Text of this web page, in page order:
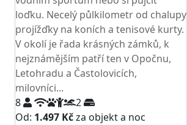
loďku. Necelý půlkilometr od chalupy
projížďky na koních a tenisové kurty.
V okolí je řada krásných zámků, k
nejznámějším patří ten v Opočnu,
Letohradu a Častolovicích,
milovníci...
8
2
Od: 1.497 Kčza objekt a noc